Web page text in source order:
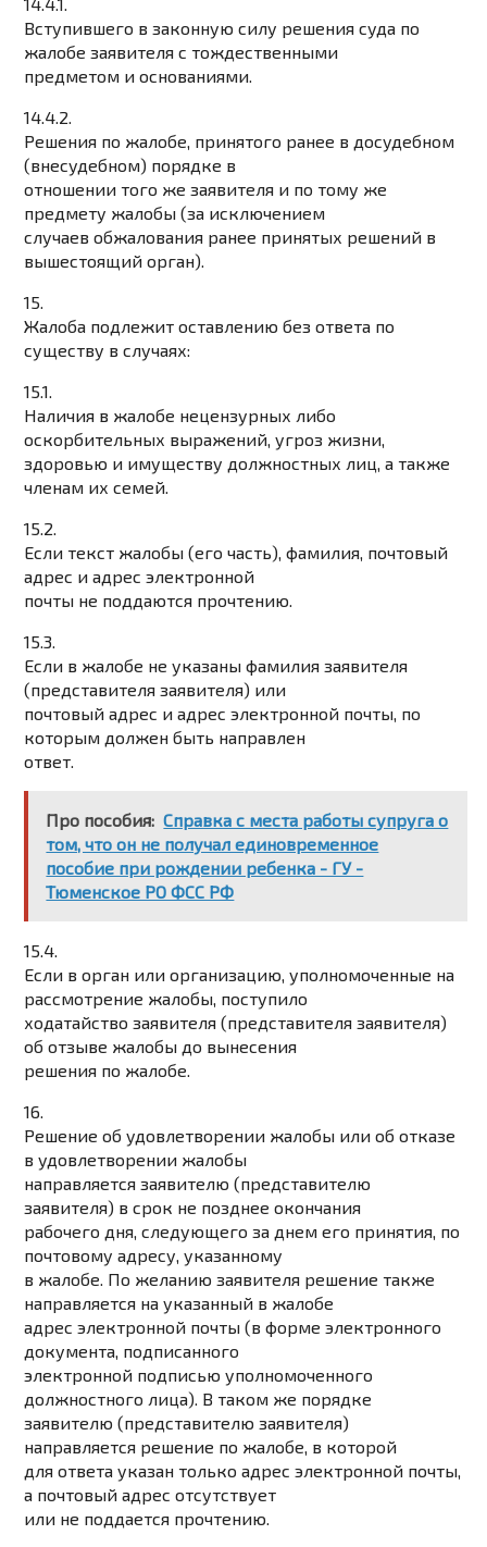
Вступившего в законную силу решения суда по
жалобе заявителя с тождественными
предметом и основаниями.
14.4.2.
Решения по жалобе, принятого ранее в досудебном
(внесудебном) порядке в
отношении того же заявителя и по тому же
предмету жалобы (за исключением
случаев обжалования ранее принятых решений в
вышестоящий орган).
15.
Жалоба подлежит оставлению без ответа по
существу в случаях:
15.1.
Наличия в жалобе нецензурных либо
оскорбительных выражений, угроз жизни,
здоровью и имуществу должностных лиц, а также
членам их семей.
15.2.
Если текст жалобы (его часть), фамилия, почтовый
адрес и адрес электронной
почты не поддаются прочтению.
15.3.
Если в жалобе не указаны фамилия заявителя
(представителя заявителя) или
почтовый адрес и адрес электронной почты, по
которым должен быть направлен
ответ.
Про пособия: Справка с места работы супруга о
том, что он не получал единовременное
пособие при рождении ребенка - ГУ -
Тюменское РО ФСС РФ
15.4.
Если в орган или организацию, уполномоченные на
рассмотрение жалобы, поступило
ходатайство заявителя (представителя заявителя)
об отзыве жалобы до вынесения
решения по жалобе.
16.
Решение об удовлетворении жалобы или об отказе
в удовлетворении жалобы
направляется заявителю (представителю
заявителя) в срок не позднее окончания
рабочего дня, следующего за днем его принятия, по
почтовому адресу, указанному
в жалобе. По желанию заявителя решение также
направляется на указанный в жалобе
адрес электронной почты (в форме электронного
документа, подписанного
электронной подписью уполномоченного
должностного лица). В таком же порядке
заявителю (представителю заявителя)
направляется решение по жалобе, в которой
для ответа указан только адрес электронной почты,
а почтовый адрес отсутствует
или не поддается прочтению.